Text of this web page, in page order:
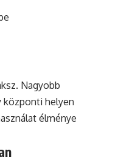
Nagyobb
központi helyen
élménye